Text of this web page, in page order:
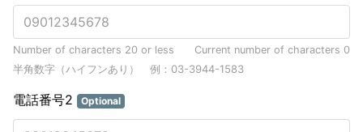
Number of characters 20 or less Current number of characters 0
半角数字（ハイフンあり） 例：03-3944-1583
電話番号2 Optional